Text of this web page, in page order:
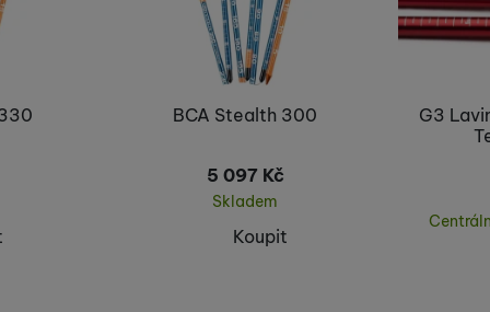
následující
BCA Stealth 300
5 097 Kč
Skladem
Koupit
G3